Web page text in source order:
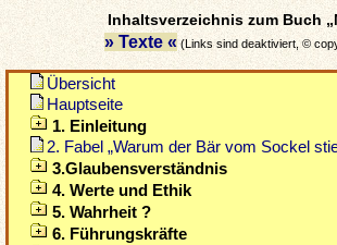
Inhaltsverzeichnis zum Buch
» Texte « (Links sind deaktiviert, ©
Übersicht
Hauptseite
1. Einleitung
2. Fabel „Warum der Bär vom Sockel
3.Glaubensverständnis
4. Werte und Ethik
5. Wahrheit ?
6. Führungskräfte